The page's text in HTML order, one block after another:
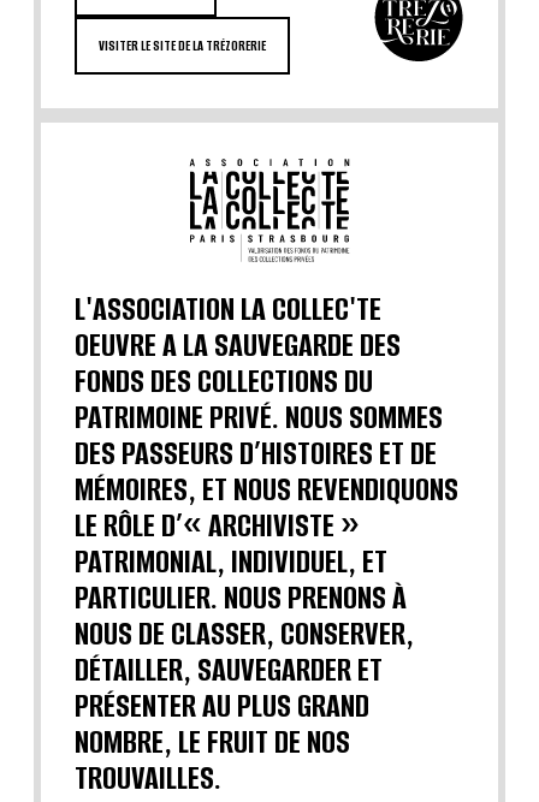
VISITER LE SITE DE LA TRÉZORERIE
L'ASSOCIATION LA COLLEC'TE
OEUVRE A LA SAUVEGARDE DES
FONDS DES COLLECTIONS DU
PATRIMOINE PRIVÉ. NOUS SOMMES
DES PASSEURS D’HISTOIRES ET DE
MÉMOIRES, ET NOUS REVENDIQUONS
LE RÔLE D’« ARCHIVISTE »
PATRIMONIAL, INDIVIDUEL, ET
PARTICULIER. NOUS PRENONS À
NOUS DE CLASSER, CONSERVER,
DÉTAILLER, SAUVEGARDER ET
PRÉSENTER AU PLUS GRAND
NOMBRE, LE FRUIT DE NOS
TROUVAILLES.